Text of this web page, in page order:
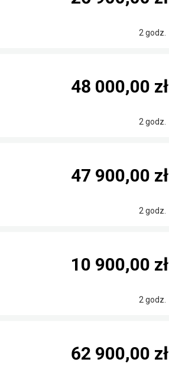
2 godz.
2 godz.
48 000,00 zł
2 godz.
47 900,00 zł
2 godz.
10 900,00 zł
62 900,00 zł